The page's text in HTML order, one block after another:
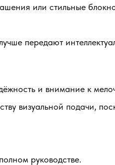
или стильные
передают
и внимание к
визуальной подачи,
руководстве.